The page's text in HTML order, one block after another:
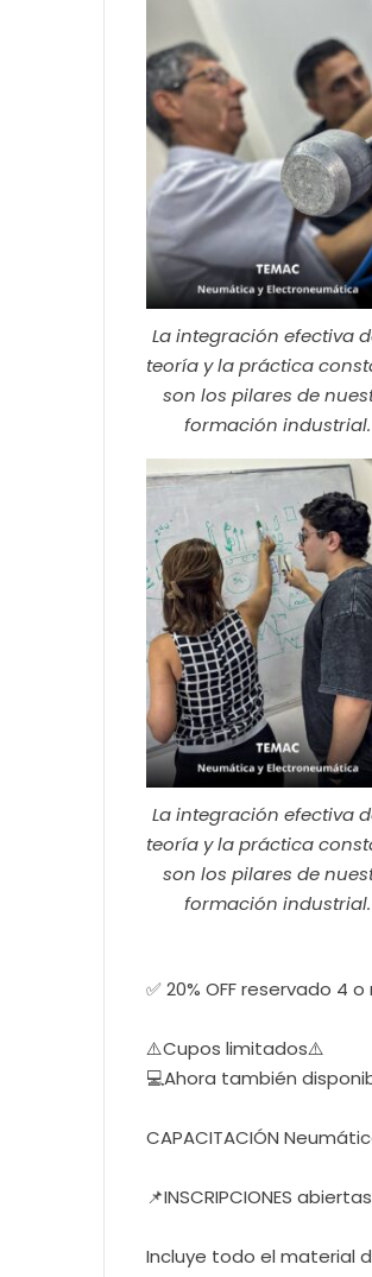
La integración efectiva
teoría y la práctica
son los pilares de
formación industrial.
La integración efectiva
teoría y la práctica
son los pilares de
formación industrial.
✅ 20% OFF reservado 4
⚠️Cupos limitados⚠️
💻Ahora también
CAPACITACIÓN
📌INSCRIPCIONES
Incluye todo el material